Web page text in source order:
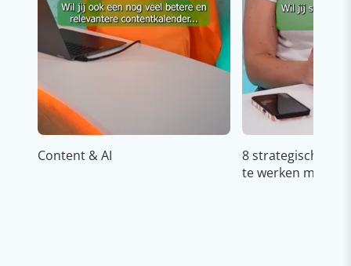
Content & AI
8 strategische
te werken met